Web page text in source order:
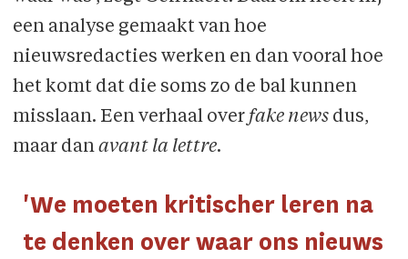
een analyse gemaakt van hoe
nieuwsredacties werken en dan vooral hoe
het komt dat die soms zo de bal kunnen
misslaan. Een verhaal over fake newsdus,
maar dan avant la lettre.
'We moeten kritischer leren na
te denken over waar ons nieuws